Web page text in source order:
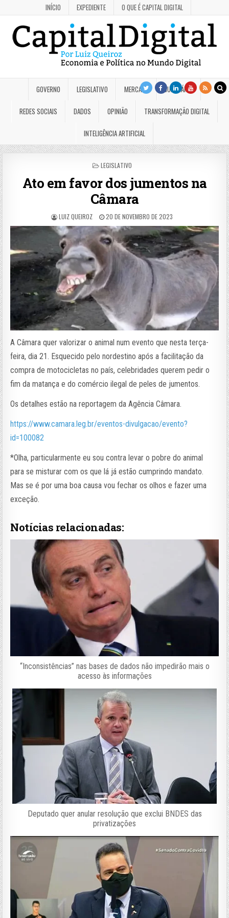
INÍCIO EXPEDIENTE O QUE É CAPITAL DIGITAL
GOVERNO LEGISLATIVO MERCADO JUDICIÁRIO
REDES SOCIAIS DADOS OPINIÃO TRANSFORMAÇÃO DIGITAL
INTELIGÊNCIA ARTIFICIAL
POSTED
LEGISLATIVO
Ato em favor dos jumentos na
Câmara
LUIZ QUEIROZ 20 DE NOVEMBRO DE 2023
A Câmara quer valorizar o animal num evento que nesta terça-
feira, dia 21. Esquecido pelo nordestino após a facilitação da
compra de motocicletas no país, celebridades querem pedir o
fim da matança e do comércio ilegal de peles de jumentos.
Os detalhes estão na reportagem da Agência Câmara.
https://www.camara.leg.br/eventos-divulgacao/evento?
id=100082
*Olha, particularmente eu sou contra levar o pobre do animal
para se misturar com os que lá já estão cumprindo mandato.
Mas se é por uma boa causa vou fechar os olhos e fazer uma
exceção.
Notícias relacionadas:
“Inconsistências” nas bases de dados não impedirão mais o
acesso às informações
Deputado quer anular resolução que exclui BNDES das
privatizações